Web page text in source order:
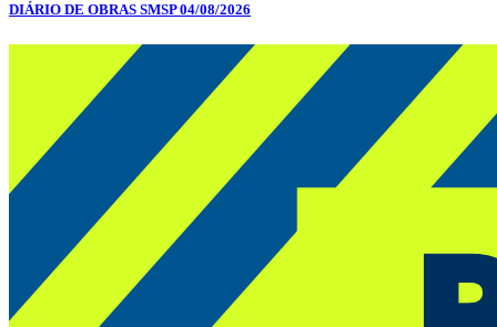
DIÁRIO DE OBRAS SMSP 04/08/2026